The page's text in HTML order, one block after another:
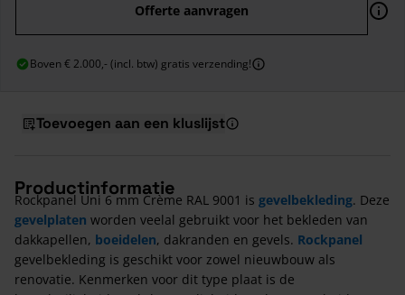
Offerte aanvragen
Boven € 2.000,- (incl. btw) gratis verzending!
Toevoegen aan een kluslijst
Productinformatie
Rockpanel Uni 6 mm Crème RAL 9001 is gevelbekleding. Deze
gevelplaten worden veelal gebruikt voor het bekleden van
dakkapellen, boeidelen, dakranden en gevels. Rockpanel
gevelbekleding is geschikt voor zowel nieuwbouw als
renovatie. Kenmerken voor dit type plaat is de